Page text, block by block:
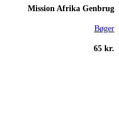
Mission Afrika Genbrug
Bøger
65 kr.